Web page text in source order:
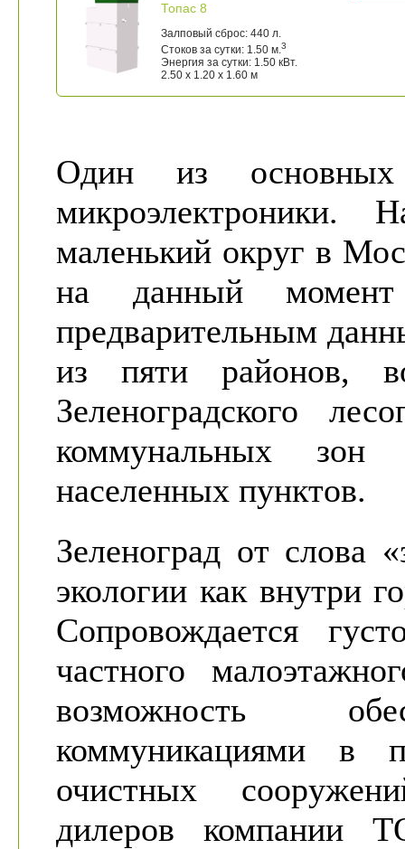
Топас 8
Залповый сброс: 440 л.
Стоков за сутки: 1.50 м.3
Энергия за сутки: 1.50 кВт.
2.50 x 1.20 x 1.60 м
Один из основных
маленький округ в
на данный
предварительным
из пяти районов,
Зеленоградского
коммунальных зон
населенных пунктов.
Зеленоград от слова
экологии как внутри
Сопровождается
частного
возможность
коммуникациями в
очистных
дилеров компании